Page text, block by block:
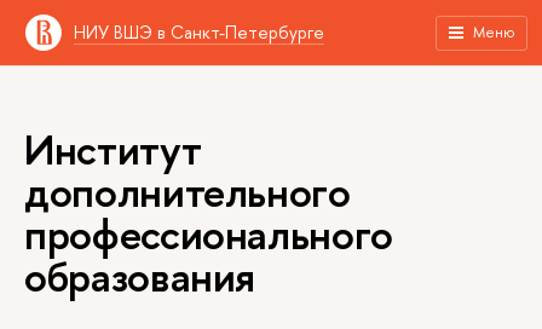
НИУ ВШЭ в Санкт-Петербурге Меню
Институт
дополнительного
профессионального
образования